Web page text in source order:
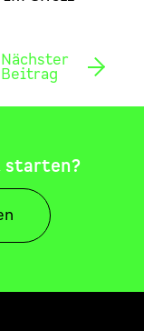
Nächster
Beitrag
starten?